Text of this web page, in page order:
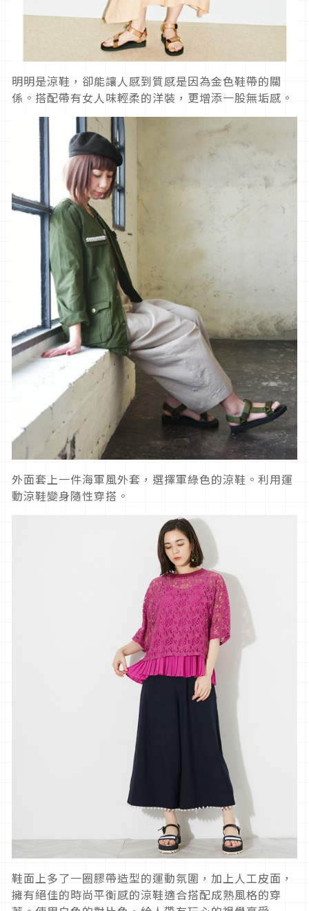
明明是涼鞋，卻能讓人感到質感是因為金色鞋帶的關
係。搭配帶有女人味輕柔的洋裝，更增添一股無垢感。
外面套上一件海軍風外套，選擇軍綠色的涼鞋。利用運
動涼鞋變身隨性穿搭。
鞋面上多了一圈膠帶造型的運動氛圍，加上人工皮面，
擁有絕佳的時尚平衡感的涼鞋適合搭配成熟風格的穿